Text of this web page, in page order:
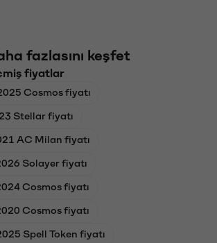
fazlasını keşfet
fiyatlar
Cosmos fiyatı
Stellar fiyatı
AC Milan fiyatı
Solayer fiyatı
Cosmos fiyatı
Cosmos fiyatı
Spell Token fiyatı